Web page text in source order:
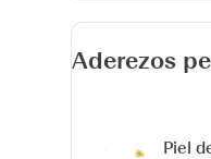
Aderezos
Piel